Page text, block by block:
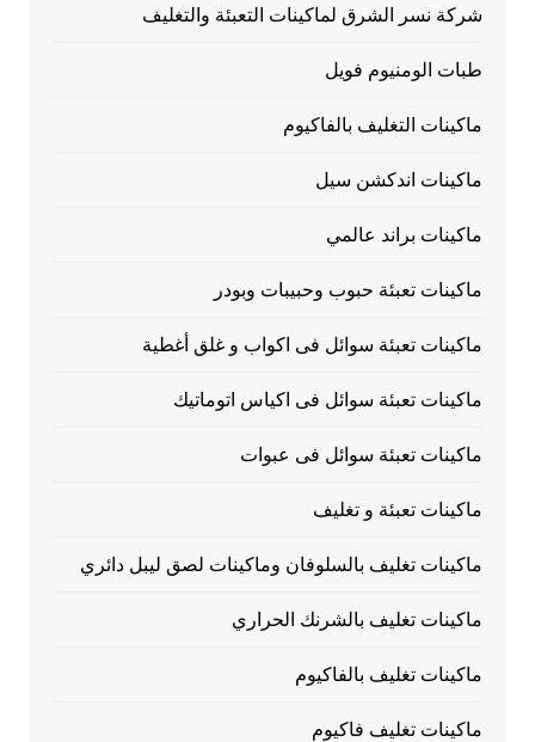
شركة نسر الشرق لماكينات التعبئة والتغليف
طبات الومنيوم فويل
ماكينات التغليف بالفاكيوم
ماكينات اندكشن سيل
ماكينات براند عالمي
ماكينات تعبئة حبوب وحبيبات وبودر
ماكينات تعبئة سوائل فى اكواب و غلق أغطية
ماكينات تعبئة سوائل فى اكياس اتوماتيك
ماكينات تعبئة سوائل فى عبوات
ماكينات تعبئة و تغليف
ماكينات تغليف بالسلوفان وماكينات لصق ليبل دائري
ماكينات تغليف بالشرنك الحراري
ماكينات تغليف بالفاكيوم
ماكينات تغليف فاكيوم